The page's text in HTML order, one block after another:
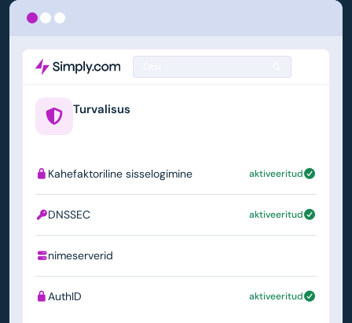
Turvalisus
Kahefaktoriline sisselogimine aktiveeritud
DNSSEC aktiveeritud
nimeserverid
AuthID aktiveeritud